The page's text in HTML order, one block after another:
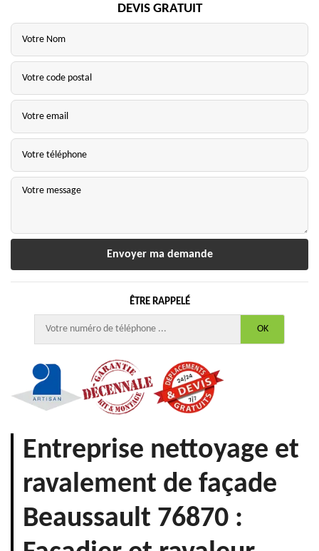
DEVIS GRATUIT
ÊTRE RAPPELÉ
Entreprise nettoyage et
ravalement de façade
Beaussault 76870 :